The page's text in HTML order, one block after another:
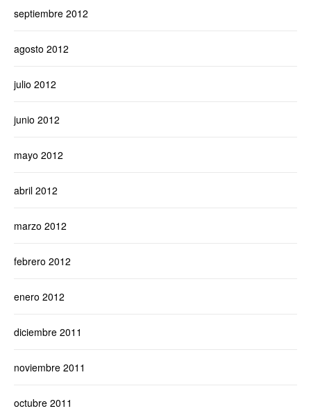
septiembre 2012
agosto 2012
julio 2012
junio 2012
mayo 2012
abril 2012
marzo 2012
febrero 2012
enero 2012
diciembre 2011
noviembre 2011
octubre 2011